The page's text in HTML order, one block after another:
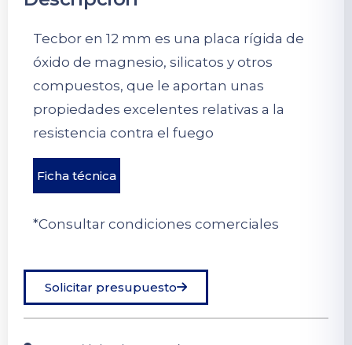
Tecbor en 12 mm es una placa rígida de
óxido de magnesio, silicatos y otros
compuestos, que le aportan unas
propiedades excelentes relativas a la
resistencia contra el fuego
Ficha técnica
*Consultar condiciones comerciales
Solicitar presupuesto